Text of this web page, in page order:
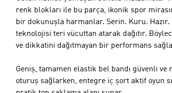
renk blokları ile bu parça, ikonik spor
bir dokunuşla harmanlar. Serin. Kuru. Hazır.
teknolojisi teri vücuttan atarak dağıtır.
ve dikkatini dağıtmayan bir performans
Geniş, tamamen elastik bel bandı güvenli ve
oturuş sağlarken, entegre iç şort aktif oyun